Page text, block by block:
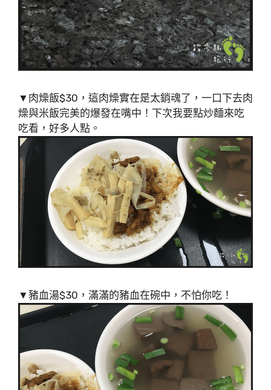
▼肉燥飯$30，這肉燥實在是太銷魂了，一口下去肉
燥與米飯完美的爆發在嘴中！下次我要點炒麵來吃
吃看，好多人點。
▼豬血湯$30，滿滿的豬血在碗中，不怕你吃！